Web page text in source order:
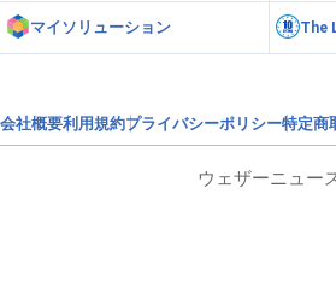
マイソリューション The
会社概要利用規約プライバシーポリシー特定商
ウェザーニュー